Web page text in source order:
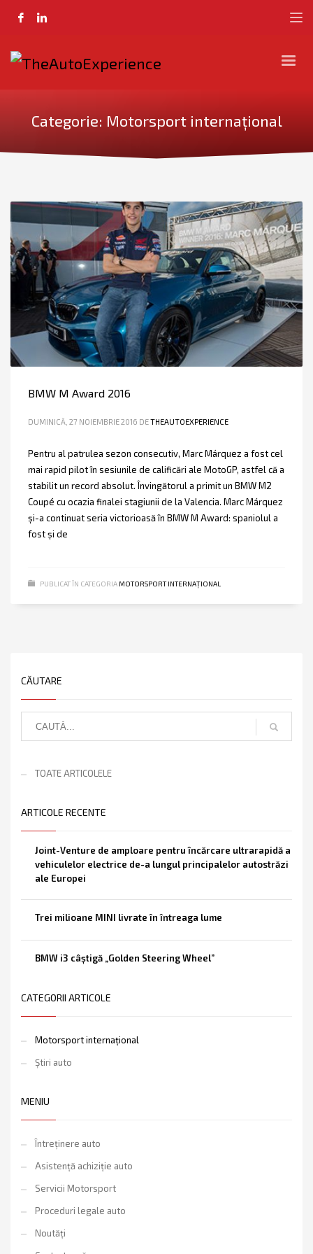
Categorie: Motorsport internațional
BMW M Award 2016
DUMINICĂ, 27 NOIEMBRIE 2016 DETHEAUTOEXPERIENCE
Pentru al patrulea sezon consecutiv, Marc Márquez a fost cel
mai rapid pilot în sesiunile de calificări ale MotoGP, astfel că a
stabilit un record absolut. Învingătorul a primit un BMW M2
Coupé cu ocazia finalei stagiunii de la Valencia. Marc Márquez
şi-a continuat seria victorioasă în BMW M Award: spaniolul a
fost şi de
PUBLICAT ÎN CATEGORIA MOTORSPORT INTERNAȚIONAL
CĂUTARE
TOATE ARTICOLELE
ARTICOLE RECENTE
Joint-Venture de amploare pentru încărcare ultrarapidă a
vehiculelor electrice de-a lungul principalelor autostrăzi
ale Europei
Trei milioane MINI livrate în întreaga lume
BMW i3 câştigă „Golden Steering Wheel”
CATEGORII ARTICOLE
Motorsport internațional
Știri auto
MENIU
Întreținere auto
Asistență achiziție auto
Servicii Motorsport
Proceduri legale auto
Noutăți